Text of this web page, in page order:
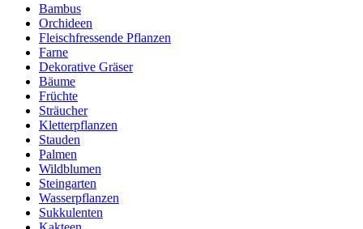
Bambus
Orchideen
Fleischfressende Pflanzen
Farne
Dekorative Gräser
Bäume
Früchte
Sträucher
Kletterpflanzen
Stauden
Palmen
Wildblumen
Steingarten
Wasserpflanzen
Sukkulenten